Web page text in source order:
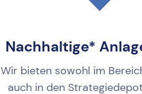
Nachhaltige*
Wir bieten sowohl im
auch in den